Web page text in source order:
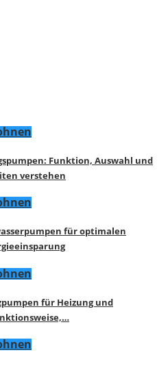
Funktion, Auswahl und
verstehen
für optimalen
für Heizung und